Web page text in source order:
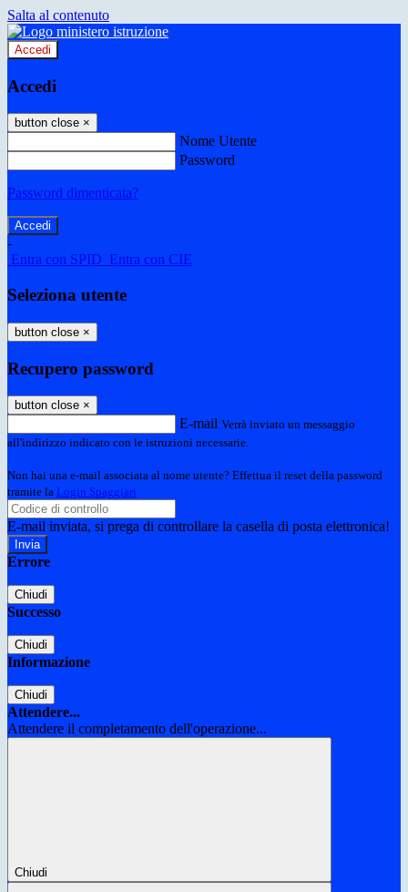
Salta al contenuto
Accedi
Accedi
button close ×
Nome Utente
Password
Password dimenticata?
-
Entra con SPID Entra con CIE
Seleziona utente
button close ×
Recupero password
button close ×
E-mail Verrà inviato un messaggio
all'indirizzo indicato con le istruzioni necessarie.
Non hai una e-mail associata al nome utente? Effettua il reset della password
tramite la Login Spaggiari
E-mail inviata, si prega di controllare la casella di posta elettronica!
Errore
Chiudi
Successo
Chiudi
Informazione
Chiudi
Attendere...
Attendere il completamento dell'operazione...
Chiudi